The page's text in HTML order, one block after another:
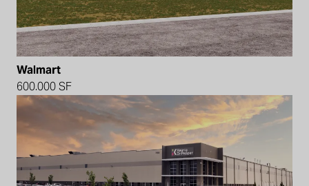
Walmart
600.000 SF